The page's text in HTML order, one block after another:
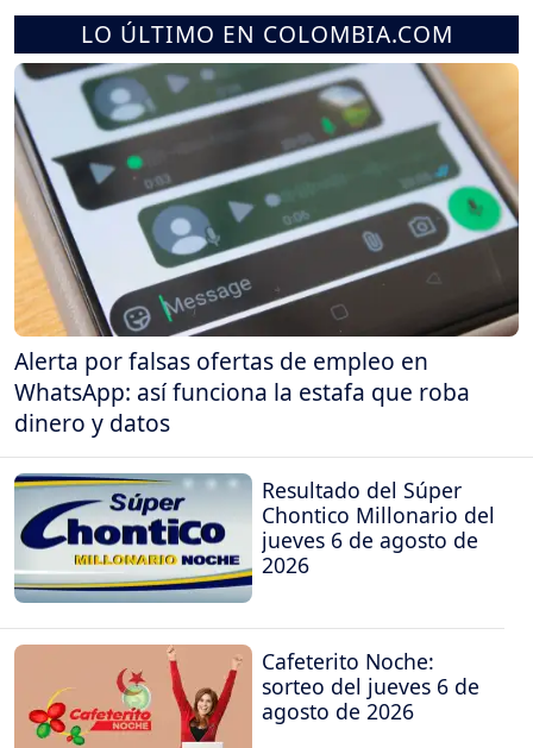
LO ÚLTIMO EN COLOMBIA.COM
Alerta por falsas ofertas de empleo en
WhatsApp: así funciona la estafa que roba
dinero y datos
Resultado del Súper
Chontico Millonario del
jueves 6 de agosto de
2026
Cafeterito Noche:
sorteo del jueves 6 de
agosto de 2026